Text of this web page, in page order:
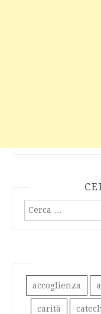
Ricerca
accoglienza
carità